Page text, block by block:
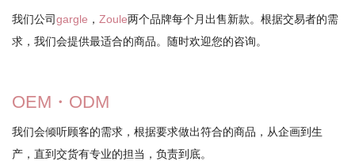
我们公司gargle ， Zoule两个品牌每个月出售新款。根据交易者的需
求，我们会提供最适合的商品。随时欢迎您的咨询。
OEM・ODM
我们会倾听顾客的需求，根据要求做出符合的商品，从企画到生
产，直到交货有专业的担当，负责到底。